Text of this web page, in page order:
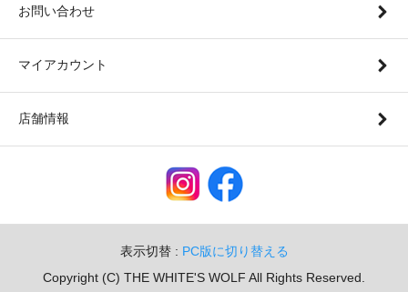
お問い合わせ
マイアカウント
店舗情報
表示切替 : PC版に切り替える
Copyright (C) THE WHITE'S WOLF All Rights Reserved.